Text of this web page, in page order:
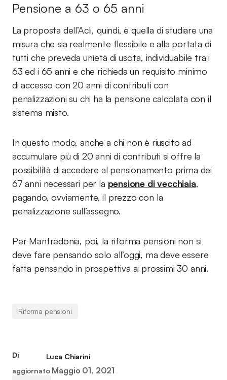
Pensione a 63 o 65 anni
La proposta dell’Acli, quindi, è quella di studiare una
misura che sia realmente flessibile e alla portata di
tutti che preveda unìetà di uscita, individuabile tra i
63 ed i 65 anni e che richieda un requisito minimo
di accesso con 20 anni di contributi con
penalizzazioni su chi ha la pensione calcolata con il
sistema misto.
In questo modo, anche a chi non è riuscito ad
accumulare più di 20 anni di contributi si offre la
possibilità di accedere al pensionamento prima dei
67 anni necessari per la pensione di vecchiaia,
pagando, ovviamente, il prezzo con la
penalizzazione sull’assegno.
Per Manfredonia, poi, la riforma pensioni non si
deve fare pensando solo all’oggi, ma deve essere
fatta pensando in prospettiva ai prossimi 30 anni.
Riforma pensioni
Di
Luca Chiarini
aggiornato Maggio 01, 2021